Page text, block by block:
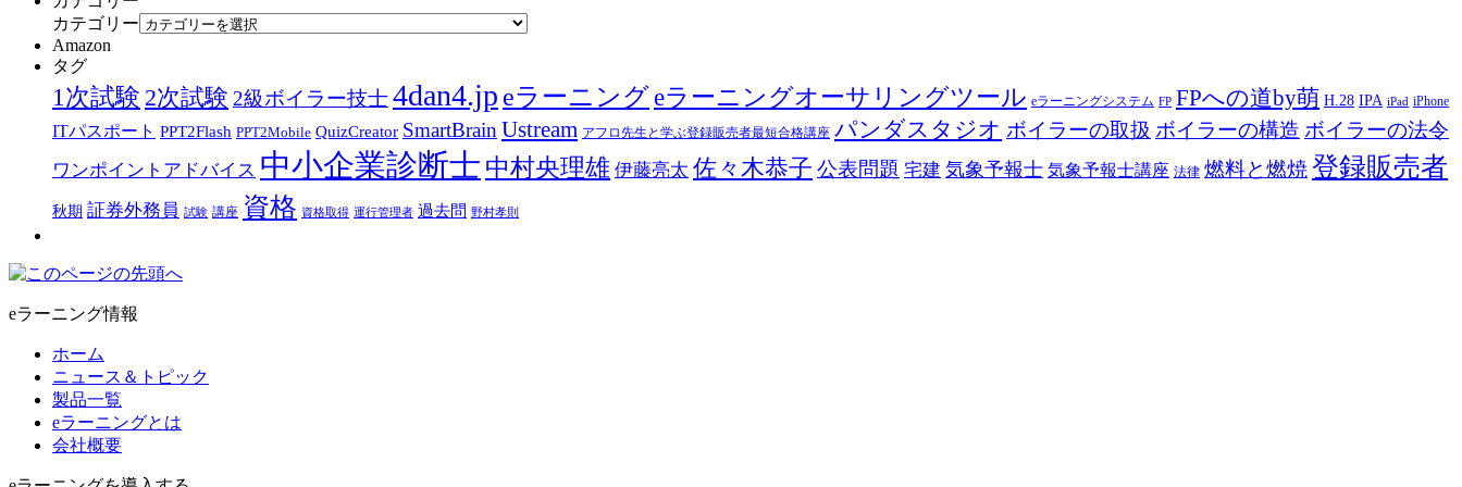
カテゴリー
Amazon
タグ
1次試験 2次試験 2級ボイラー技士4dan4.jp eラーニング eラーニングオーサリングツール eラーニングシステム FP FPへの道by萌 H.28 IPA iPad iPhone
ITパスポート PPT2Flash PPT2Mobile QuizCreator SmartBrainUstream アフロ先生と学ぶ登録販売者最短合格講座 パンダスタジオ ボイラーの取扱 ボイラーの構造 ボイラーの法令
ワンポイントアドバイス 中小企業診断士 中村央理雄 伊藤亮太 佐々木恭子 公表問題 宅建 気象予報士 気象予報士講座 法律 燃料と燃焼登録販売者
秋期 証券外務員 試験 講座 資格 資格取得 運行管理者 過去問 野村孝則
eラーニング情報
ホーム
ニュース＆トピック
製品一覧
eラーニングとは
会社概要